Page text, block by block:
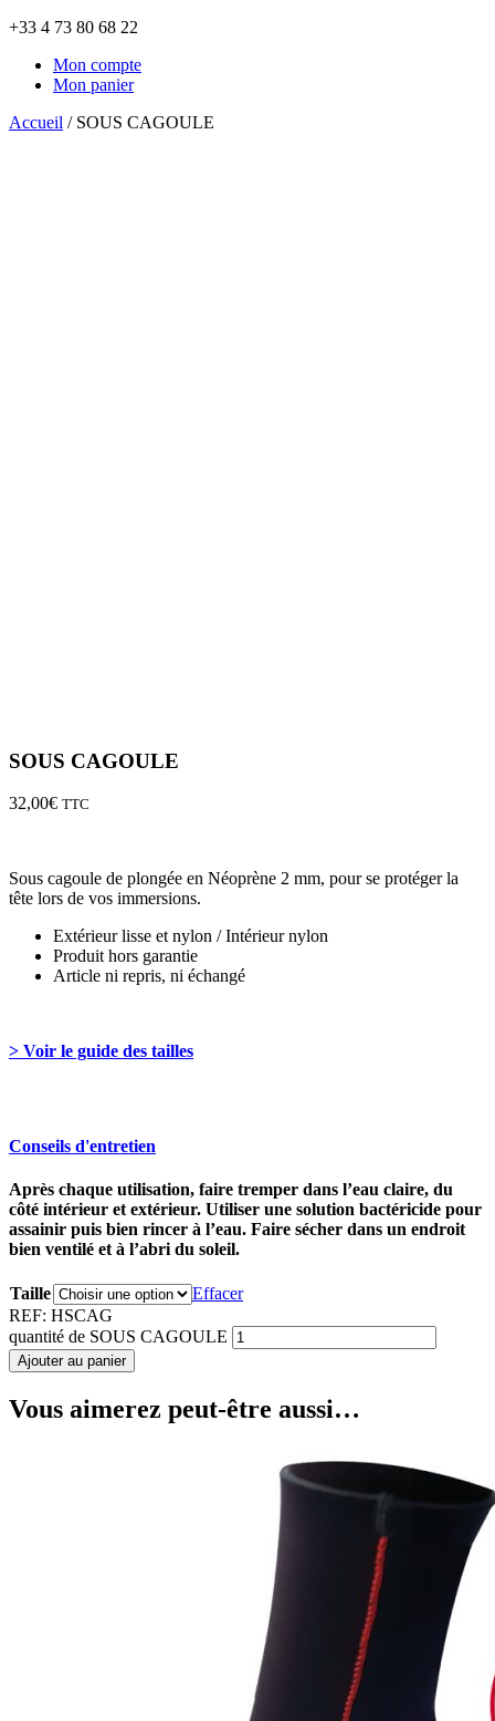
+33 4 73 80 68 22
Mon compte
Mon panier
Accueil / SOUS CAGOULE
SOUS CAGOULE
32,00€ TTC
Sous cagoule de plongée en Néoprène 2 mm, pour se protéger la
tête lors de vos immersions.
Extérieur lisse et nylon / Intérieur nylon
Produit hors garantie
Article ni repris, ni échangé
> Voir le guide des tailles
Conseils d'entretien
Après chaque utilisation, faire tremper dans l’eau claire, du
côté intérieur et extérieur. Utiliser une solution bactéricide pour
assainir puis bien rincer à l’eau. Faire sécher dans un endroit
bien ventilé et à l’abri du soleil.
Taille
Effacer
REF: HSCAG
quantité de SOUS CAGOULE
Ajouter au panier
Vous aimerez peut-être aussi…